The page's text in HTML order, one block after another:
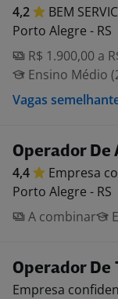
4,2 BEM
Porto Alegre - RS
R$ 1.900,00 a
Ensino Médio
Vagas
Operador De
4,4 Empresa
Porto Alegre - RS
A combinar
Operador De
Empresa